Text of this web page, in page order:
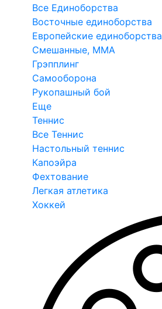
Все Единоборства
Восточные единоборства
Европейские единоборства
Смешанные, ММА
Грэпплинг
Самооборона
Рукопашный бой
Еще
Теннис
Все Теннис
Настольный теннис
Капоэйра
Фехтование
Легкая атлетика
Хоккей